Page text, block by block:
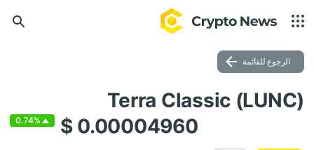
الرجوع للقائمة
Terra Classic (LUNC)
$ 0.00004960
0.74%